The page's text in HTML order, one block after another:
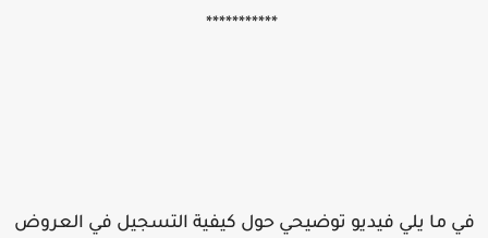
***********
ما يلي فيديو توضيحي حول كيفية التسجيل في العروض